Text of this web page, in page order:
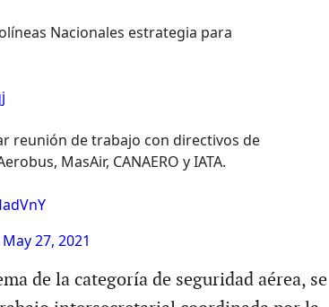
Nacionales estrategia para
reunión de trabajo con directivos de
MasAir, CANAERO y IATA.
May 27, 2021
de la categoría de seguridad aérea, se